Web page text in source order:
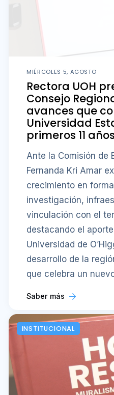
MIÉRCOLES 5, AGOSTO
Rectora UOH
Consejo
avances que
Universidad
primeros 11
Ante la Comisión de
Fernanda Kri Amar
crecimiento en
investigación,
vinculación con el
destacando el
Universidad de
desarrollo de la
que celebra un
Saber más
INSTITUCIONAL